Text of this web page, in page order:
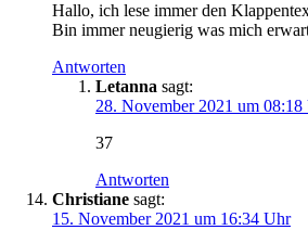
Hallo, ich lese immer den
Bin immer neugierig was mich
Antworten
Letanna sagt:
28. November 2021 um 08:18
37
Antworten
Christiane sagt:
15. November 2021 um 16:34 Uhr